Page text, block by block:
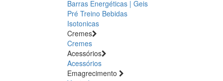
Barras Energéticas | Geis
Pré Treino Bebidas
Isotonicas
Cremes
Cremes
Acessórios
Acessórios
Emagrecimento